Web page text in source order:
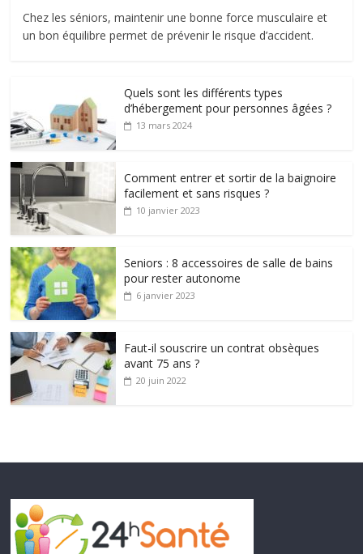
Chez les séniors, maintenir une bonne force musculaire et
un bon équilibre permet de prévenir le risque d’accident.
Quels sont les différents types
d’hébergement pour personnes âgées ?
13 mars 2024
Comment entrer et sortir de la baignoire
facilement et sans risques ?
10 janvier 2023
Seniors : 8 accessoires de salle de bains
pour rester autonome
6 janvier 2023
Faut-il souscrire un contrat obsèques
avant 75 ans ?
20 juin 2022